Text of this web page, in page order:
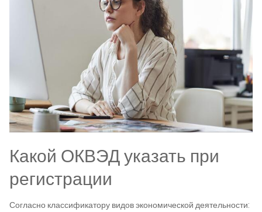
Какой ОКВЭД указать при
регистрации
Согласно классификатору видов экономической деятельности: